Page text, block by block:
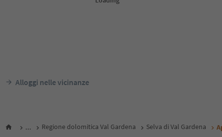
Alloggi nelle vicinanze
... Regione dolomitica Val Gardena Selva di Val Gardena